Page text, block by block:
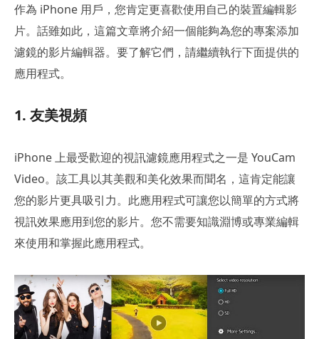
作為 iPhone 用戶，您肯定更喜歡使用自己的裝置編輯影
片。話雖如此，這篇文章將介紹一個能夠為您的專案添加
濾鏡的影片編輯器。要了解它們，請繼續執行下面提供的
應用程式。
1. 友美視頻
iPhone 上最受歡迎的視訊濾鏡應用程式之一是 YouCam
Video。該工具以其美觀和美化效果而聞名，這肯定能讓
您的影片更具吸引力。此應用程式可讓您以簡單的方式將
視訊效果應用到您的影片。您不需要知識淵博或專業編輯
來使用和掌握此應用程式。